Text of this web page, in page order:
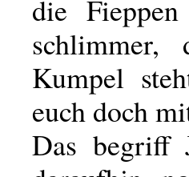
die
Kumpel
euch doch
Das begriff